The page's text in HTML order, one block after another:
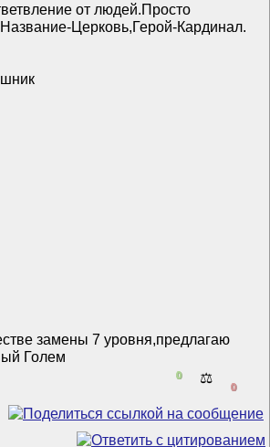
от людей.Просто
Церковь,Герой-Кардинал.
замены 7 уровня,предлагаю
Голем
0 ⚖️
0